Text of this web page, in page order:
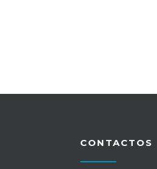
CONTACTOS